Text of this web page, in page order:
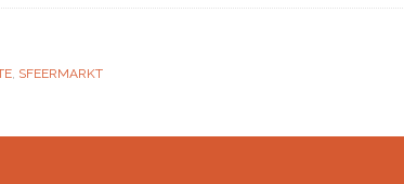
, SFEERMARKT